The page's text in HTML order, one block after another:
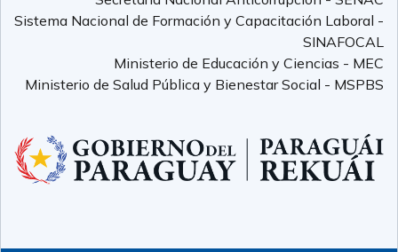
Sistema Nacional de Formación y Capacitación Laboral -
SINAFOCAL
Ministerio de Educación y Ciencias - MEC
Ministerio de Salud Pública y Bienestar Social - MSPBS